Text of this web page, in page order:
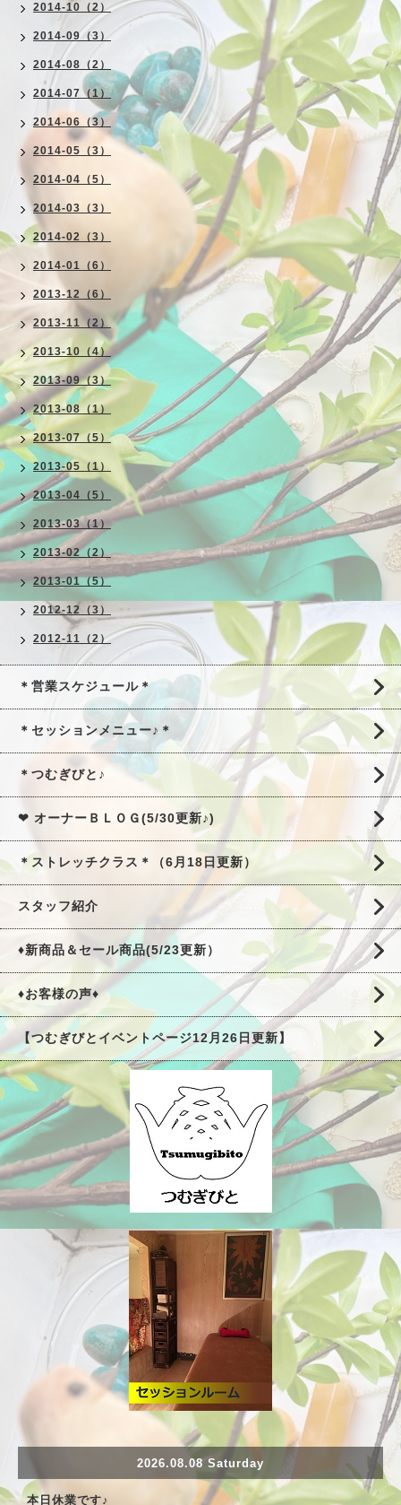
2014-10（2）
2014-09（3）
2014-08（2）
2014-07（1）
2014-06（3）
2014-05（3）
2014-04（5）
2014-03（3）
2014-02（3）
2014-01（6）
2013-12（6）
2013-11（2）
2013-10（4）
2013-09（3）
2013-08（1）
2013-07（5）
2013-05（1）
2013-04（5）
2013-03（1）
2013-02（2）
2013-01（5）
2012-12（3）
2012-11（2）
＊営業スケジュール＊
＊セッションメニュー♪＊
＊つむぎびと♪
❤ オーナーＢＬＯＧ(5/30更新♪)
＊ストレッチクラス＊（6月18日更新）
スタッフ紹介
♦新商品＆セール商品(5/23更新）
♦お客様の声♦
【つむぎびとイベントページ12月26日更新】
2026.08.08 Saturday
本日休業です♪